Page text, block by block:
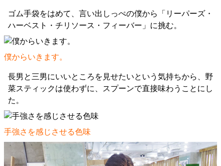
ゴム手袋をはめて、言い出しっぺの僕から「リーパーズ・
ハーベスト・チリソース・フィーバー」に挑む。
僕からいきます。
長男と三男にいいところを見せたいという気持ちから、野
菜スティックは使わずに、スプーンで直接味わうことにし
た。
手強さを感じさせる色味